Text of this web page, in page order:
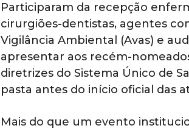
Participaram da recepção
cirurgiões-dentistas, agentes
Vigilância Ambiental (Avas) e
apresentar aos recém-
diretrizes do Sistema Único de
pasta antes do início oficial das
Mais do que um evento